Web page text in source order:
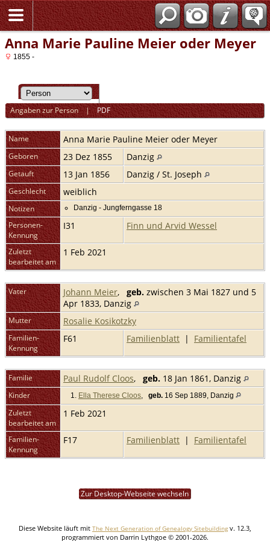
Anna Marie Pauline Meier oder Meyer
1855 -
Angaben zur Person|PDF
Name Anna Marie Pauline Meier oder Meyer
Geboren 23 Dez 1855 Danzig
Getauft 13 Jan 1856 Danzig / St. Joseph
Geschlecht weiblich
Notizen Danzig - Jungferngasse 18
Personen-
Kennung
I31 Finn und Arvid Wessel
Zuletzt
bearbeitet am
1 Feb 2021
Vater Johann Meier, geb. zwischen 3 Mai 1827 und 5
Apr 1833, Danzig
Mutter Rosalie Kosikotzky
Familien-
Kennung
F61 Familienblatt | Familientafel
Familie Paul Rudolf Cloos, geb. 18 Jan 1861, Danzig
Kinder 1. Ella Therese Cloos, geb. 16 Sep 1889, Danzig
Zuletzt
bearbeitet am
1 Feb 2021
Familien-
Kennung
F17 Familienblatt | Familientafel
Zur Desktop-Webseite wechseln
Diese Website läuft mit The Next Generation of Genealogy Sitebuilding v. 12.3,
programmiert von Darrin Lythgoe © 2001-2026.